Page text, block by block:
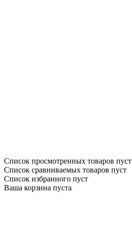
Список просмотренных товаров пуст
Список сравниваемых товаров пуст
Список избранного пуст
Ваша корзина пуста